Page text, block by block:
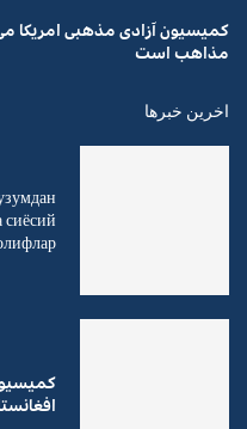
کمیسیون آزادی مذهبی امریکا
مذاهب است
اخرین خبرها